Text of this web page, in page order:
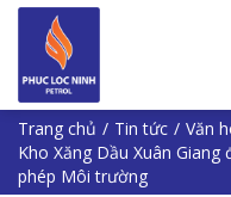
Trang chủ / Tin tức / Văn
Kho Xăng Dầu Xuân
phép Môi trường